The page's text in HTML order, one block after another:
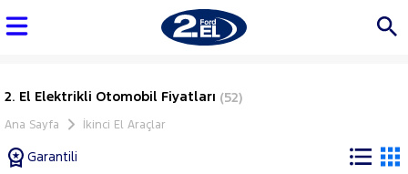
2. El Elektrikli Otomobil Fiyatları (52)
Ana Sayfa İkinci El Araçlar
Garantili